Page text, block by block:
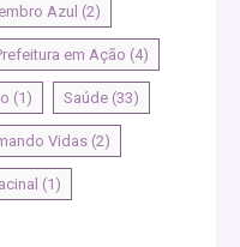
Azul (2)
em Ação (4)
(1) Saúde (33)
Vidas (2)
(1)